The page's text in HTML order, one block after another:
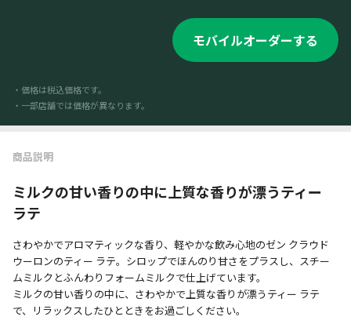
モバイルオーダーする
・価格は税込価格です。
・一部店舗では価格が異なります。
商品説明
ミルクの甘い香りの中に上質な香りが漂うティー
ラテ
さわやかでアロマティックな香り、軽やかな飲み心地のゼン クラウド
ウーロンのティー ラテ。シロップでほんのり甘さをプラスし、スチー
ムミルクとふんわりフォームミルクで仕上げています。
ミルクの甘い香りの中に、さわやかで上質な香りが漂うティー ラテ
で、リラックスしたひとときをお過ごしください。